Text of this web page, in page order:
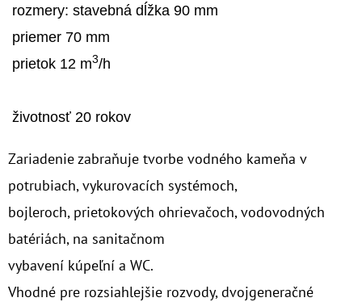
rozmery: stavebná dĺžka 90 mm
priemer 70 mm
prietok 12 m3/h
životnosť 20 rokov
Zariadenie zabraňuje tvorbe vodného kameňa v
potrubiach, vykurovacích systémoch,
bojleroch, prietokových ohrievačoch, vodovodných
batériách, na sanitačnom
vybavení kúpeľní a WC.
Vhodné pre rozsiahlejšie rozvody, dvojgeneračné
Ú
Č
A
M
10"
FILTER
SENIOR
DUO
1"
€37,10